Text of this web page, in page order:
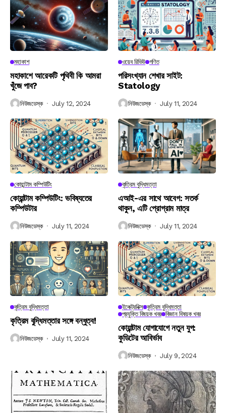
মহাকাশ
মহাকাশে আরেকটি পৃথিবী কি আমরা
খুঁজে পাব?
নিউজডেস্ক July 12, 2024
ওয়েব রিভিউ গণিত
পরিসংখ্যান শেখার সাইট:
Statology
নিউজডেস্ক July 11, 2024
কোয়ান্টাম কম্পিউটিং
কোয়ান্টাম কম্পিউটিং: ভবিষ্যতের
কম্পিউটার
নিউজডেস্ক July 11, 2024
কৃত্রিম বুদ্ধিমত্তা
এআই-এর সাথে আবেগ: সতর্ক
থাকুন, এটি প্রোগ্রাম মাত্র
নিউজডেস্ক July 11, 2024
কৃত্রিম বুদ্ধিমত্তা
কৃত্রিম বুদ্ধিমত্তার সঙ্গে বন্ধুত্ব!
নিউজডেস্ক July 11, 2024
ইলেক্ট্রনিক্স কৃত্রিম বুদ্ধিমত্তা
প্রযুক্তি বিষয়ক খবর বিজ্ঞান বিষয়ক খবর
কোয়ান্টাম যোগাযোগে নতুন যুগ:
কুডিটের আবির্ভাব
নিউজডেস্ক July 9, 2024